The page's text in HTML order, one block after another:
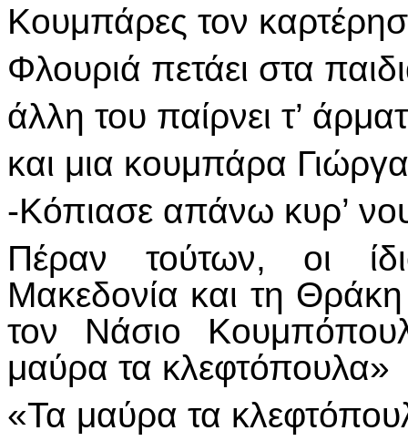
Κουμπάρες τον
Φλουριά πετάει στα
άλλη του παίρνει τ’
και μια κουμπάρα
-Κόπιασε απάνω κυρ’
Πέραν τούτων, οι
Μακεδονία και τη
τον Νάσιο
μαύρα τα κλεφτόπουλα»
«Τα μαύρα τα